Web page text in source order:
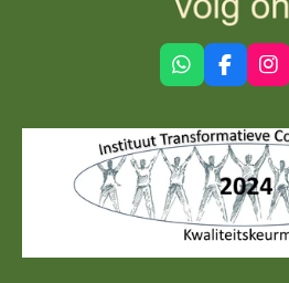
W
h
t
s
A
p
p
F
a
e
b
o
o
k
I
n
t
a
g
r
a
m